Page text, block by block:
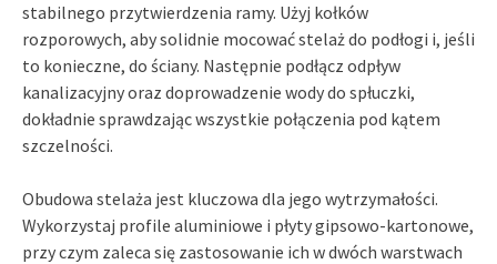
stabilnego przytwierdzenia ramy. Użyj kołków
rozporowych, aby solidnie mocować stelaż do podłogi i, jeśli
to konieczne, do ściany. Następnie podłącz odpływ
kanalizacyjny oraz doprowadzenie wody do spłuczki,
dokładnie sprawdzając wszystkie połączenia pod kątem
szczelności.
Obudowa stelaża jest kluczowa dla jego wytrzymałości.
Wykorzystaj profile aluminiowe i płyty gipsowo-kartonowe,
przy czym zaleca się zastosowanie ich w dwóch warstwach